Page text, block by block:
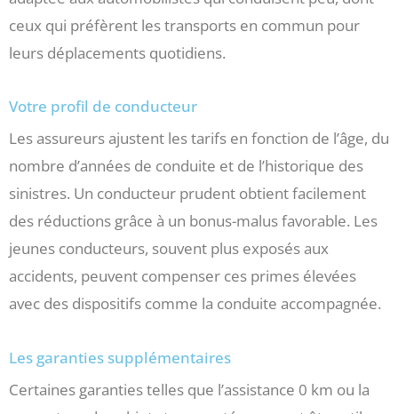
ceux qui préfèrent les transports en commun pour
leurs déplacements quotidiens.
Votre profil de conducteur
Les assureurs ajustent les tarifs en fonction de l’âge, du
nombre d’années de conduite et de l’historique des
sinistres. Un conducteur prudent obtient facilement
des réductions grâce à un bonus-malus favorable. Les
jeunes conducteurs, souvent plus exposés aux
accidents, peuvent compenser ces primes élevées
avec des dispositifs comme la conduite accompagnée.
Les garanties supplémentaires
Certaines garanties telles que l’assistance 0 km ou la